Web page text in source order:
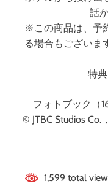
話
※この商品は、予
る場合もございま
特
フォトブック（
© JTBC Studios Co.
1,599 total